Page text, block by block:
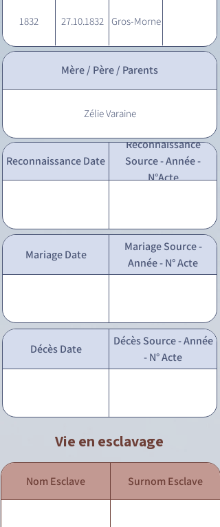
1832 27.10.1832 Gros-Morne
Mère / Père / Parents
Zélie Varaine
Reconnaissance Date
Reconnaissance
Source - Année -
N°Acte
Mariage Date
Mariage Source -
Année - N° Acte
Décès Date
Décès Source - Année
- N° Acte
Vie en esclavage
Nom Esclave Surnom Esclave